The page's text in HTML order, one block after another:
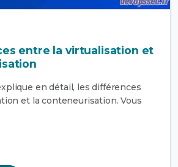
entre la virtualisation et
en détail, les différences
et la conteneurisation. Vous